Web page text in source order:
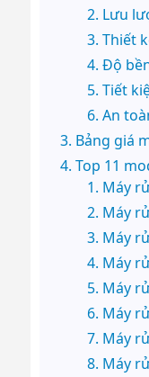
Lưu
Thiết
Độ
Tiết
An
Bảng giá
Top 11
Máy
Máy
Máy
Máy
Máy
Máy
Máy
Máy